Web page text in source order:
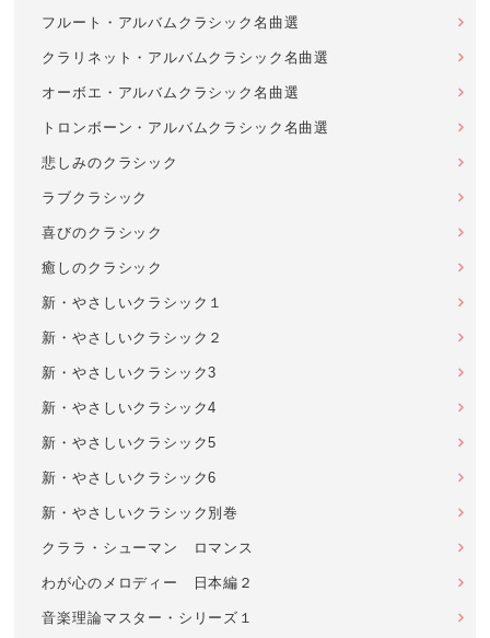
フルート・アルバムクラシック名曲選
クラリネット・アルバムクラシック名曲選
オーボエ・アルバムクラシック名曲選
トロンボーン・アルバムクラシック名曲選
悲しみのクラシック
ラブクラシック
喜びのクラシック
癒しのクラシック
新・やさしいクラシック１
新・やさしいクラシック２
新・やさしいクラシック3
新・やさしいクラシック4
新・やさしいクラシック5
新・やさしいクラシック6
新・やさしいクラシック別巻
クララ・シューマン ロマンス
わが心のメロディー 日本編２
音楽理論マスター・シリーズ１